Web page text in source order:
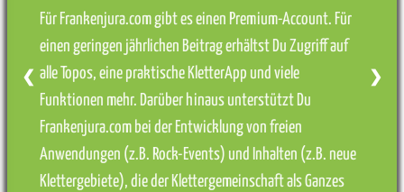
Für Frankenjura.com gibt es einen Premium-Account. Für
einen geringen jährlichen Beitrag erhältst Du Zugriff auf
alle Topos, eine praktische KletterApp und viele
Funktionen mehr. Darüber hinaus unterstützt Du
Frankenjura.com bei der Entwicklung von freien
Anwendungen (z.B. Rock-Events) und Inhalten (z.B. neue
Klettergebiete), die der Klettergemeinschaft als Ganzes
❮ ❯